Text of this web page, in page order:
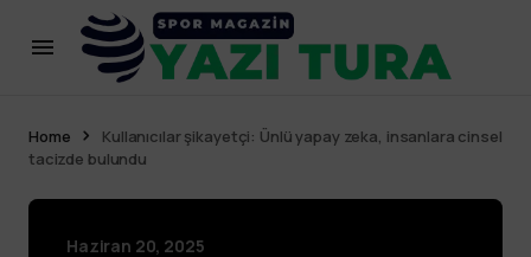
Home
Kullanıcılar şikayetçi: Ünlü yapay zeka, insanlara cinsel
tacizde bulundu
Haziran 20, 2025